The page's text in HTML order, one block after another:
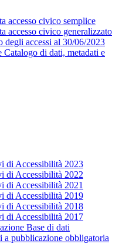
accesso civico semplice
accesso civico generalizzato
degli accessi al 30/06/2023
Catalogo di dati, metadati e
di Accessibilità 2023
di Accessibilità 2022
di Accessibilità 2021
di Accessibilità 2019
di Accessibilità 2018
di Accessibilità 2017
Base di dati
a pubblicazione obbligatoria